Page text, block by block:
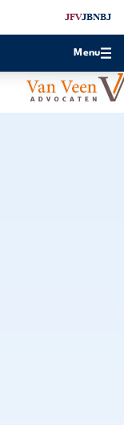
JFVJBNBJ
Menu